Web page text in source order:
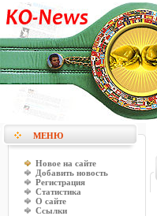
МЕНЮ
Новое на сайте
Добавить новость
Регистрация
Статистика
О сайте
Ссылки